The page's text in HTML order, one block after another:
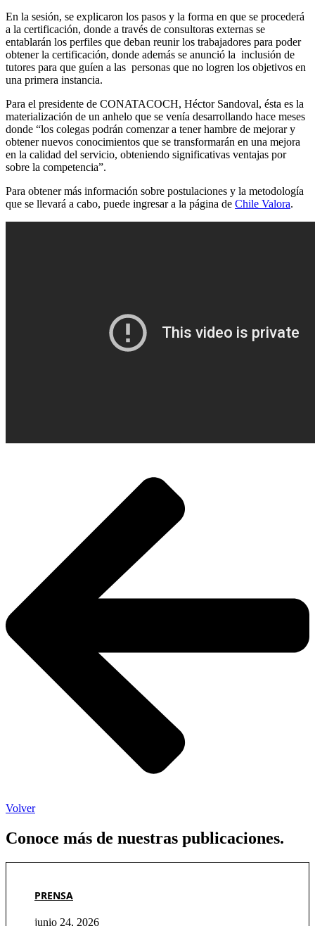
En la sesión, se explicaron los pasos y la forma en que se procederá
a la certificación, donde a través de consultoras externas se
entablarán los perfiles que deban reunir los trabajadores para poder
obtener la certificación, donde además se anunció la inclusión de
tutores para que guíen a las personas que no logren los objetivos en
una primera instancia.
Para el presidente de CONATACOCH, Héctor Sandoval, ésta es la
materialización de un anhelo que se venía desarrollando hace meses
donde “los colegas podrán comenzar a tener hambre de mejorar y
obtener nuevos conocimientos que se transformarán en una mejora
en la calidad del servicio, obteniendo significativas ventajas por
sobre la competencia”.
Para obtener más información sobre postulaciones y la metodología
que se llevará a cabo, puede ingresar a la página de Chile Valora.
Volver
Conoce más de nuestras publicaciones.
PRENSA
junio 24, 2026